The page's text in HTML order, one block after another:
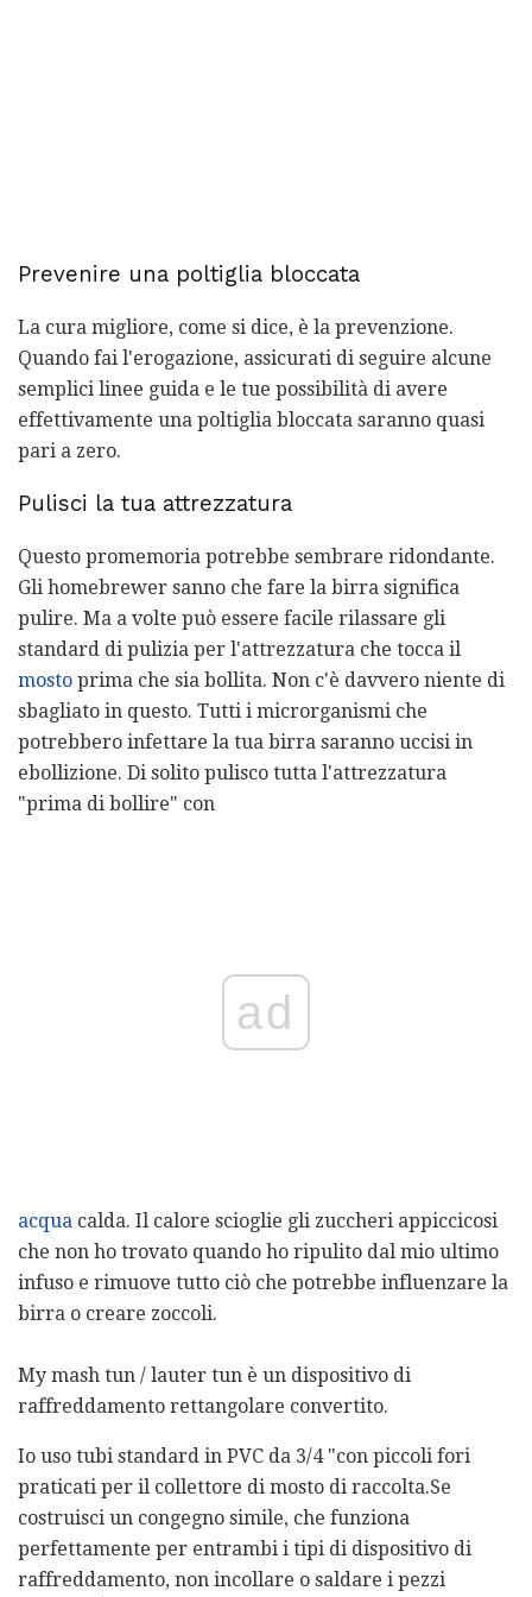
Prevenire una poltiglia bloccata
La cura migliore, come si dice, è la prevenzione.
Quando fai l'erogazione, assicurati di seguire alcune
semplici linee guida e le tue possibilità di avere
effettivamente una poltiglia bloccata saranno quasi
pari a zero.
Pulisci la tua attrezzatura
Questo promemoria potrebbe sembrare ridondante.
Gli homebrewer sanno che fare la birra significa
pulire. Ma a volte può essere facile rilassare gli
standard di pulizia per l'attrezzatura che tocca il
mosto prima che sia bollita. Non c'è davvero niente di
sbagliato in questo. Tutti i microrganismi che
potrebbero infettare la tua birra saranno uccisi in
ebollizione. Di solito pulisco tutta l'attrezzatura
"prima di bollire" con
ad
acqua calda. Il calore scioglie gli zuccheri appiccicosi
che non ho trovato quando ho ripulito dal mio ultimo
infuso e rimuove tutto ciò che potrebbe influenzare la
birra o creare zoccoli.
My mash tun / lauter tun è un dispositivo di
raffreddamento rettangolare convertito.
Io uso tubi standard in PVC da 3/4 "con piccoli fori
praticati per il collettore di mosto di raccolta.Se
costruisci un congegno simile, che funziona
perfettamente per entrambi i tipi di dispositivo di
raffreddamento, non incollare o saldare i pezzi